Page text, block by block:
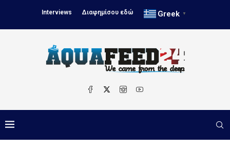
Interviews Διαφημίσου εδώ Greek ▼